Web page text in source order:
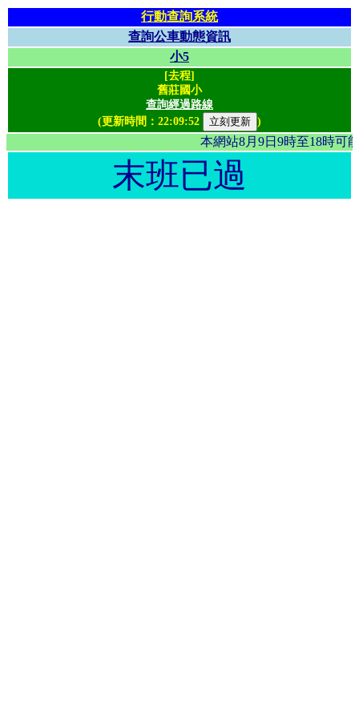
行動查詢系統
查詢公車動態資訊
小5
[去程]
舊莊國小
查詢經過路線
(更新時間： 22:09:52 )
本網站8月9日9時至18
末班已過